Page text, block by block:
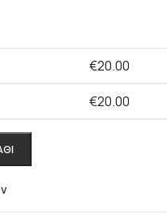
€20.00
€20.00